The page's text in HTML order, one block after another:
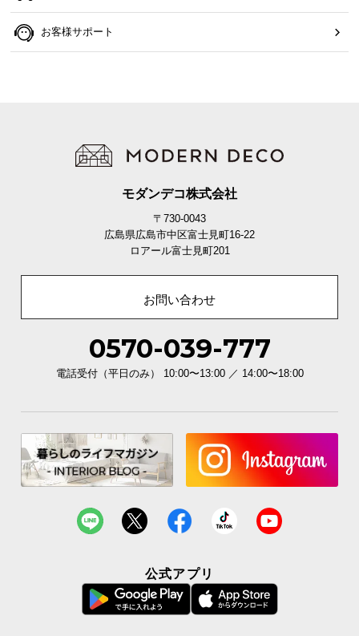
お客様サポート
モダンデコ株式会社
〒730-0043
広島県広島市中区富士見町16-22
ロアール富士見町201
お問い合わせ
0570-039-777
電話受付（平日のみ） 10:00〜13:00 ／ 14:00〜18:00
公式アプリ